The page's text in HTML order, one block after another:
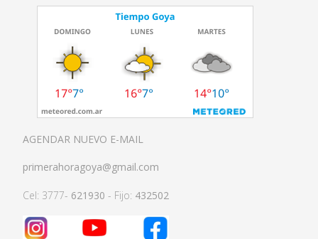
AGENDAR NUEVO E-MAIL
primerahoragoya@gmail.com
Cel: 3777- 621930 - Fijo: 432502